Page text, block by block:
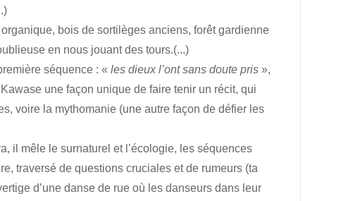
bois de sortilèges anciens, forêt gardienne
en nous jouant des tours.(...)
séquence : « les dieux l’ont sans doute pris »,
une façon unique de faire tenir un récit, qui
voire la mythomanie (une autre façon de défier les
il mêle le surnaturel et l’écologie, les séquences
traversé de questions cruciales et de rumeurs (ta
d’une danse de rue où les danseurs dans leur